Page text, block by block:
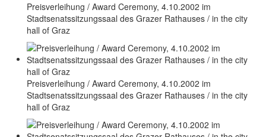
Preisverleihung / Award Ceremony, 4.10.2002 im
Stadtsenatssitzungssaal des Grazer Rathauses / in the city
hall of Graz
Preisverleihung / Award Ceremony, 4.10.2002 im
Stadtsenatssitzungssaal des Grazer Rathauses / in the city
hall of Graz